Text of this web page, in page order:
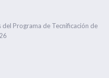
Programa de Tecnificación de